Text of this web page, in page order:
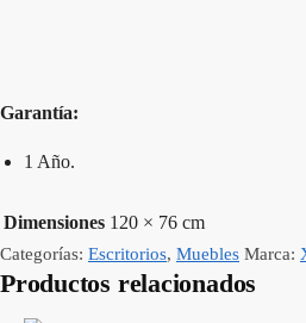
Garantía:
1 Año.
Dimensiones 120 × 76 cm
Categorías: Escritorios, Muebles Marca:
Productos relacionados